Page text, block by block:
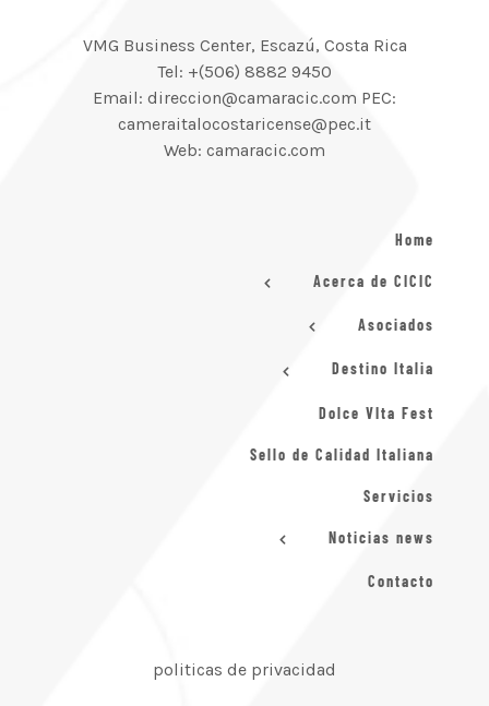
VMG Business Center, Escazú, Costa Rica
Tel: +(506) 8882 9450
Email: direccion@camaracic.com PEC:
cameraitalocostaricense@pec.it
Web: camaracic.com
Home
Acerca de CICIC
Asociados
Destino Italia
Dolce VIta Fest
Sello de Calidad Italiana
Servicios
Noticias news
Contacto
politicas de privacidad